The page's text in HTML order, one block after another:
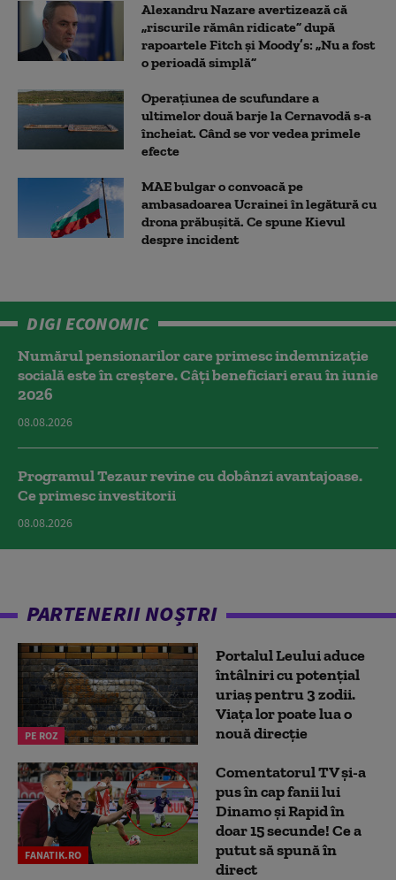
Alexandru Nazare avertizează că
„riscurile rămân ridicate” după
rapoartele Fitch și Moody’s: „Nu a fost
o perioadă simplă”
Operațiunea de scufundare a
ultimelor două barje la Cernavodă s-a
încheiat. Când se vor vedea primele
efecte
MAE bulgar o convoacă pe
ambasadoarea Ucrainei în legătură cu
drona prăbuşită. Ce spune Kievul
despre incident
DIGI ECONOMIC
Numărul pensionarilor care primesc indemnizaţie
socială este în creștere. Câți beneficiari erau în iunie
2026
08.08.2026
Programul Tezaur revine cu dobânzi avantajoase.
Ce primesc investitorii
08.08.2026
PARTENERII NOȘTRI
PE ROZ
Portalul Leului aduce
întâlniri cu potențial
uriaș pentru 3 zodii.
Viața lor poate lua o
nouă direcție
FANATIK.RO
Comentatorul TV și-a
pus în cap fanii lui
Dinamo și Rapid în
doar 15 secunde! Ce a
putut să spună în
direct